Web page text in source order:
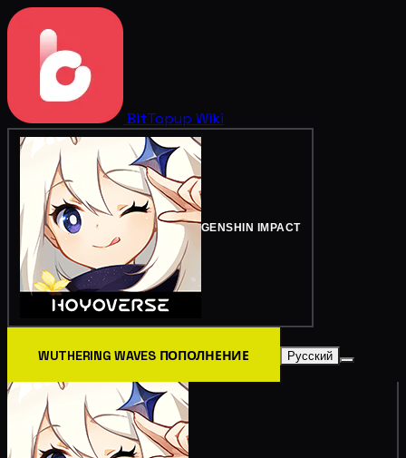
BitTopup Wiki
GENSHIN IMPACT
WUTHERING WAVES ПОПОЛНЕНИЕ Русский